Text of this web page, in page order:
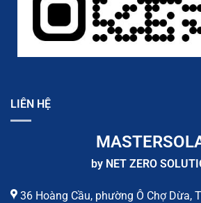
LIÊN HỆ
by NET ZERO
36 Hoàng Cầu, phường Ô Chợ Dừa,